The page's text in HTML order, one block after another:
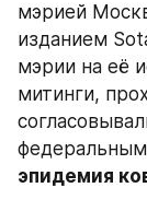
мэрией
изданием
мэрии на её
митинги,
эпидемия